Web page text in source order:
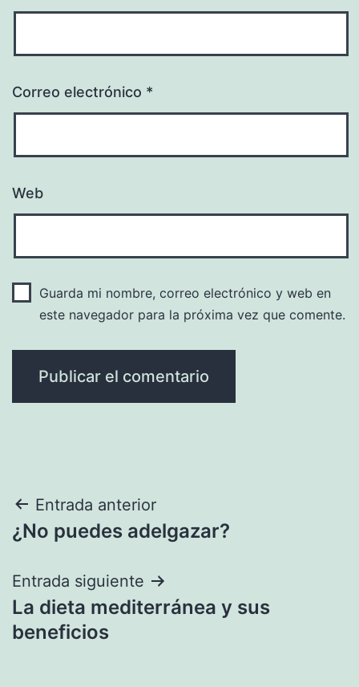
Correo electrónico *
Web
Guarda mi nombre, correo electrónico y web en
este navegador para la próxima vez que comente.
Navegación
de
entradas
Entrada anterior
¿No puedes adelgazar?
Entrada siguiente
La dieta mediterránea y sus
beneficios